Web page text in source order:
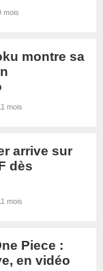
mois
montre sa
mois
arrive sur
dès
mois
Piece :
en vidéo